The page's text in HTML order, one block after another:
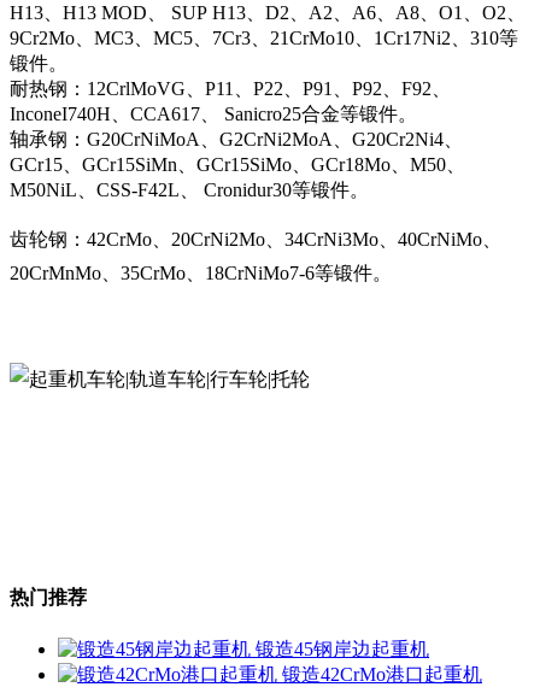
H13、H13 MOD、 SUP H13、D2、A2、A6、A8、O1、O2、
9Cr2Mo、MC3、MC5、7Cr3、21CrMo10、1Cr17Ni2、310等
锻件。
耐热钢：12CrlMoVG、P11、P22、P91、P92、F92、
InconeI740H、CCA617、 Sanicro25合金等锻件。
轴承钢：G20CrNiMoA、G2CrNi2MoA、G20Cr2Ni4、
GCr15、GCr15SiMn、GCr15SiMo、GCr18Mo、M50、
M50NiL、CSS-F42L、 Cronidur30等锻件。
齿轮钢：42CrMo、20CrNi2Mo、34CrNi3Mo、40CrNiMo、
20CrMnMo、35CrMo、18CrNiMo7-6等锻件。
热门推荐
锻造45钢岸边起重机
锻造42CrMo港口起重机